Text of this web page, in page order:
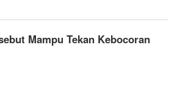
Mampu Tekan Kebocoran